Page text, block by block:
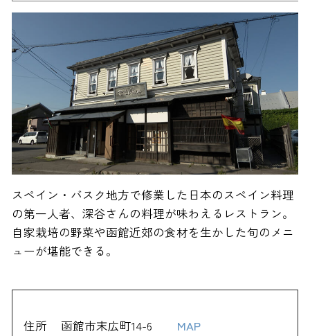
スペイン・バスク地方で修業した日本のスペイン料理
の第一人者、深谷さんの料理が味わえるレストラン。
自家栽培の野菜や函館近郊の食材を生かした旬のメニ
ューが堪能できる。
住所 函館市末広町14-6
MAP